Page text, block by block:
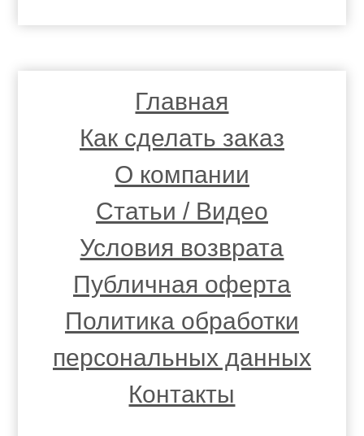
Главная
Как сделать заказ
О компании
Статьи / Видео
Условия возврата
Публичная оферта
Политика обработки
персональных данных
Контакты